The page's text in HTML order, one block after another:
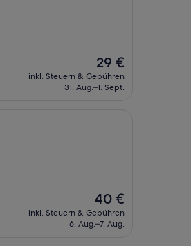
Der
Preis
beträgt
29 €
inkl. Steuern & Gebühren
31. Aug.–1. Sept.
Der
Preis
beträgt
40 €
inkl. Steuern & Gebühren
6. Aug.–7. Aug.